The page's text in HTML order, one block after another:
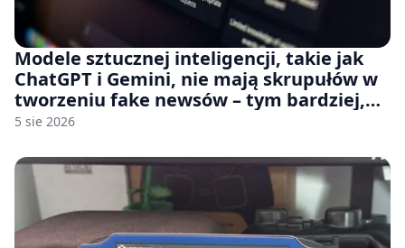
Modele sztucznej inteligencji, takie jak
ChatGPT i Gemini, nie mają skrupułów w
tworzeniu fake newsów – tym bardziej,
jeśli rozmawiasz z nimi po polsku
5 sie 2026